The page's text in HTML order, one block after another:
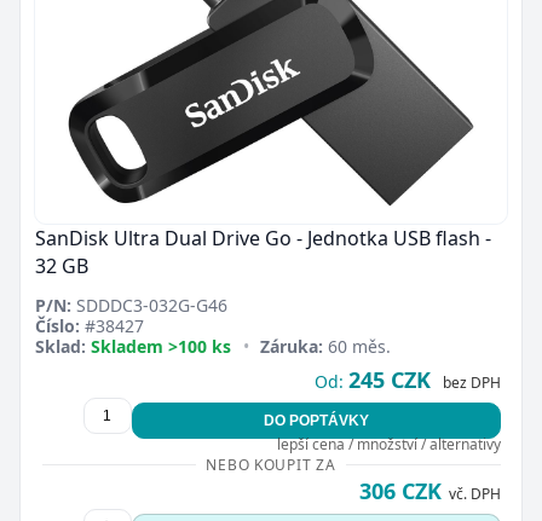
SanDisk Ultra Dual Drive Go - Jednotka USB flash -
32 GB
P/N: SDDDC3-032G-G46
Číslo: #38427
Sklad: Skladem >100 ks • Záruka: 60 měs.
Od: 245 CZK bez DPH
DO POPTÁVKY
lepší cena / množství / alternativy
NEBO KOUPIT ZA
306 CZK vč. DPH